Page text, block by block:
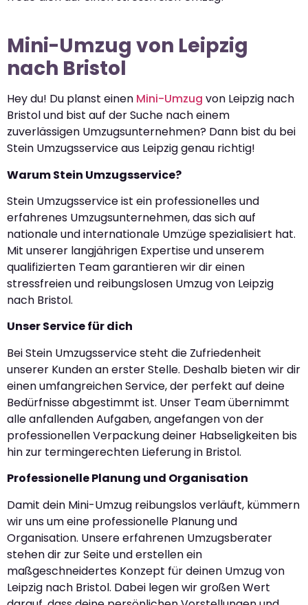
Mini-Umzug von Leipzig
nach Bristol
Hey du! Du planst einen Mini-Umzug von Leipzig nach
Bristol und bist auf der Suche nach einem
zuverlässigen Umzugsunternehmen? Dann bist du bei
Stein Umzugsservice aus Leipzig genau richtig!
Warum Stein Umzugsservice?
Stein Umzugsservice ist ein professionelles und
erfahrenes Umzugsunternehmen, das sich auf
nationale und internationale Umzüge spezialisiert hat.
Mit unserer langjährigen Expertise und unserem
qualifizierten Team garantieren wir dir einen
stressfreien und reibungslosen Umzug von Leipzig
nach Bristol.
Unser Service für dich
Bei Stein Umzugsservice steht die Zufriedenheit
unserer Kunden an erster Stelle. Deshalb bieten wir dir
einen umfangreichen Service, der perfekt auf deine
Bedürfnisse abgestimmt ist. Unser Team übernimmt
alle anfallenden Aufgaben, angefangen von der
professionellen Verpackung deiner Habseligkeiten bis
hin zur termingerechten Lieferung in Bristol.
Professionelle Planung und Organisation
Damit dein Mini-Umzug reibungslos verläuft, kümmern
wir uns um eine professionelle Planung und
Organisation. Unsere erfahrenen Umzugsberater
stehen dir zur Seite und erstellen ein
maßgeschneidertes Konzept für deinen Umzug von
Leipzig nach Bristol. Dabei legen wir großen Wert